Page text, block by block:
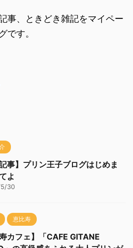
事、ときどき雑記をマイペー
です。
記事】プリン王子ブログはじめま
よ
30
恵比寿
寿カフェ】「CAFE GITANE
」の高級感あふれる大人プリンが